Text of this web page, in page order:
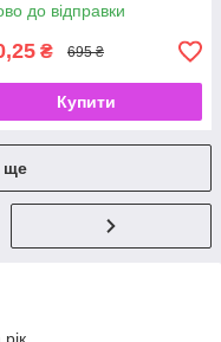
до відправки
₴ 695 ₴
Купити
ще